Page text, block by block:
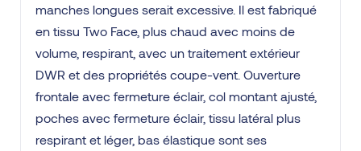
manches longues serait excessive. Il est fabriqué
en tissu Two Face, plus chaud avec moins de
volume, respirant, avec un traitement extérieur
DWR et des propriétés coupe-vent. Ouverture
frontale avec fermeture éclair, col montant ajusté,
poches avec fermeture éclair, tissu latéral plus
respirant et léger, bas élastique sont ses